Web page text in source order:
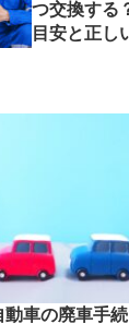
つ交換する
目安と正し
動車の廃車手